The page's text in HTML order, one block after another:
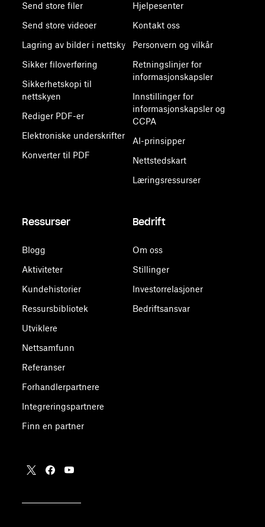
Send store filer
Send store videoer
Lagring av bilder i nettsky
Sikker filoverføring
Sikkerhetskopi til
nettskyen
Rediger PDF-er
Elektroniske underskrifter
Konverter til PDF
Hjelpesenter
Kontakt oss
Personvern og vilkår
Retningslinjer for
informasjonskapsler
Innstillinger for
informasjonskapsler og
CCPA
AI-prinsipper
Nettstedskart
Læringsressurser
Ressurser
Blogg
Aktiviteter
Kundehistorier
Ressursbibliotek
Utviklere
Nettsamfunn
Referanser
Forhandlerpartnere
Integreringspartnere
Finn en partner
Bedrift
Om oss
Stillinger
Investorrelasjoner
Bedriftsansvar